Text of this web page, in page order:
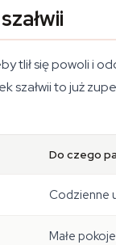
tlił się powoli i
to już
Do czego
Codzienne
Małe